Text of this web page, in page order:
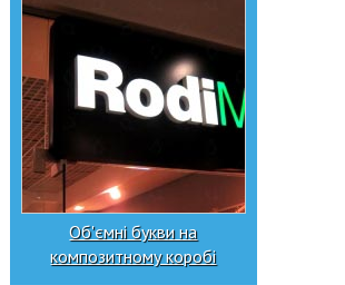
Об'ємні букви на
композитному коробі